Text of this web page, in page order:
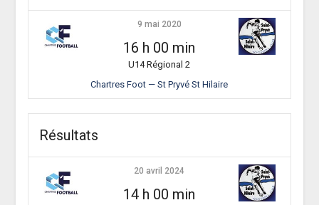
9 mai 2020
16 h 00 min
U14 Régional 2
Chartres Foot — St Pryvé St Hilaire
Résultats
20 avril 2024
14 h 00 min